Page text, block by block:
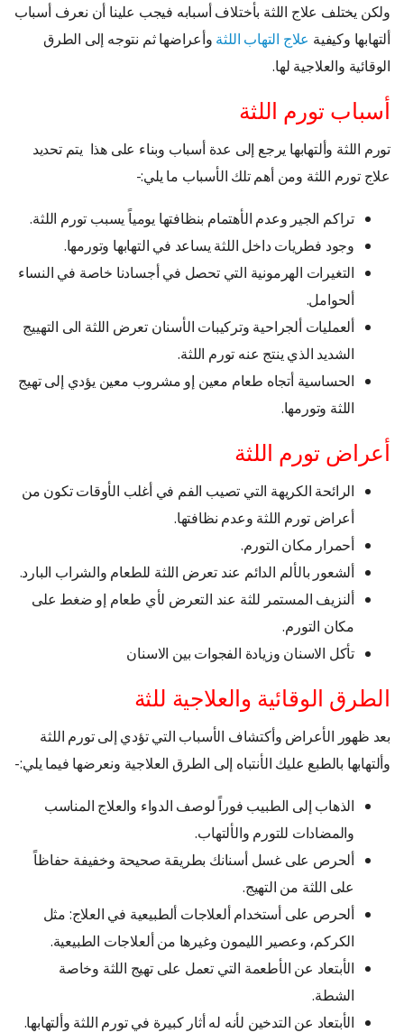
ولكن يختلف علاج اللثة بأختلاف أسبابه فيجب علينا أن نعرف أسباب
ألتهابها وكيفية علاج التهاب اللثة وأعراضها ثم نتوجه إلى الطرق
الوقائية والعلاجية لها.
أسباب تورم اللثة
تورم اللثة وألتهابها يرجع إلى عدة أسباب وبناء على هذا يتم تحديد
علاج تورم اللثة ومن أهم تلك الأسباب ما يلي:-
تراكم الجير وعدم الأهتمام بنظافتها يومياً يسبب تورم اللثة.
وجود فطريات داخل اللثة يساعد في التهابها وتورمها.
التغيرات الهرمونية التي تحصل في أجسادنا خاصة في النساء
ألحوامل.
ألعمليات ألجراحية وتركيبات الأسنان تعرض اللثة الى التهييج
الشديد الذي ينتج عنه تورم اللثة.
الحساسية أتجاه طعام معين إو مشروب معين يؤدي إلى تهيج
اللثة وتورمها.
أعراض تورم اللثة
الرائحة الكريهة التي تصيب الفم في أغلب الأوقات تكون من
أعراض تورم اللثة وعدم نظافتها.
أحمرار مكان التورم.
ألشعور بالألم الدائم عند تعرض اللثة للطعام والشراب البارد.
ألنزيف المستمر للثة عند التعرض لأي طعام إو ضغط على
مكان التورم.
تأكل الاسنان وزيادة الفجوات بين الاسنان
الطرق الوقائية والعلاجية للثة
بعد ظهور الأعراض وأكتشاف الأسباب التي تؤدي إلى تورم اللثة
وألتهابها بالطبع عليك الأنتباه إلى الطرق العلاجية ونعرضها فيما يلي:-
الذهاب إلى الطبيب فوراً لوصف الدواء والعلاج المناسب
والمضادات للتورم والألتهاب.
ألحرص على غسل أسنانك بطريقة صحيحة وخفيفة حفاظاً
على اللثة من التهيج.
ألحرص على أستخدام ألعلاجات ألطبيعية في العلاج: مثل
الكركم، وعصير الليمون وغيرها من ألعلاجات الطبيعية.
الأبتعاد عن الأطعمة التي تعمل على تهيج اللثة وخاصة
الشطة.
الأبتعاد عن التدخين لأنه له أثار كبيرة في تورم اللثة وألتهابها.